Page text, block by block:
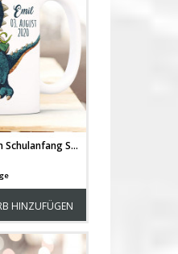
Tasse Becher zum Schulanfang Schulstart Dino T-Rex Schultüte Spruch Hurra endlich Schulkind mit Wunschname + Jahr der Einschulung ts2022
HINZUFÜGEN